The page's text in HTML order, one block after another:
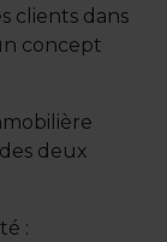
clients dans
concept
deux
: